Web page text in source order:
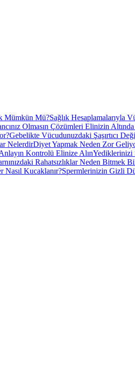
Mümkün Mü?Sağlık Hesaplamalarıyla
Olmasın Çözümleri Elinizin Altında
Gebelikte Vücudunuzdaki Şaşırtıcı
NelerdirDiyet Yapmak Neden Zor
Kontrolü Elinize AlınYediklerinizi
Rahatsızlıklar Neden Bitmek
Nasıl Kucaklanır?Spermlerinizin Gizli